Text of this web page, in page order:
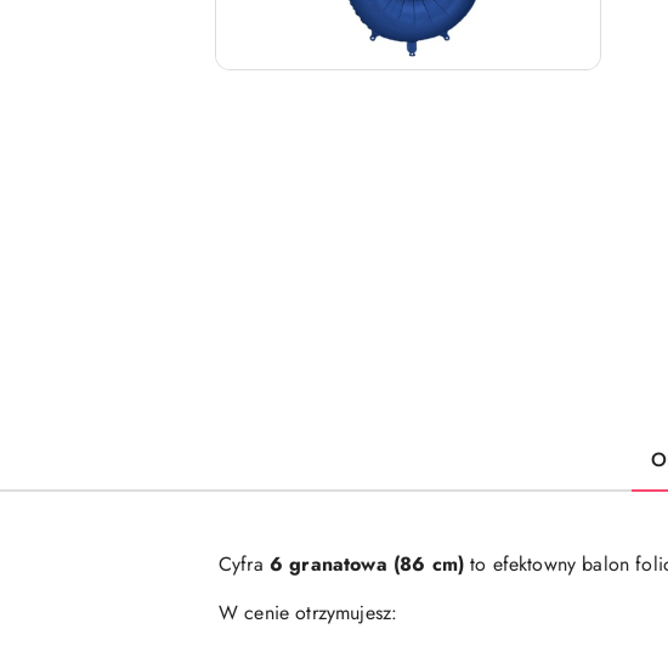
Cyfra 6 granatowa (86 cm) to efektowny balon
W cenie otrzymujesz: